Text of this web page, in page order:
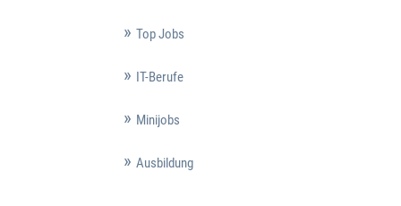
Top Jobs
IT-Berufe
Minijobs
Ausbildung